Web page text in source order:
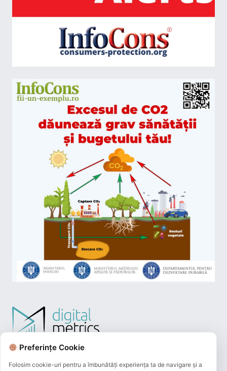
Preferințe Cookie
Folosim cookie-uri pentru a îmbunătăți experiența ta de navigare și a